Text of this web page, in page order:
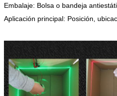
Embalaje: Bolsa o bandeja
Aplicación principal: Posición,